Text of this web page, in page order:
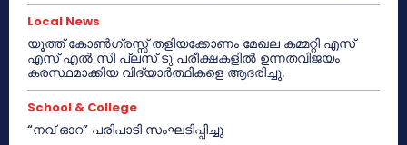
Local News
യൂത്ത് കോൺഗ്രസ്സ് തളിയക്കോണം മേഖല കമ്മറ്റി എസ്
എസ് എൽ സി പ്ലസ് ടു പരീക്ഷകളിൽ ഉന്നതവിജയം
കരസ്ഥമാക്കിയ വിദ്യാർത്ഥികളെ ആദരിച്ചു.
School & College
“നവ് ഓറ” പരിപാടി സംഘടിപ്പിച്ചു